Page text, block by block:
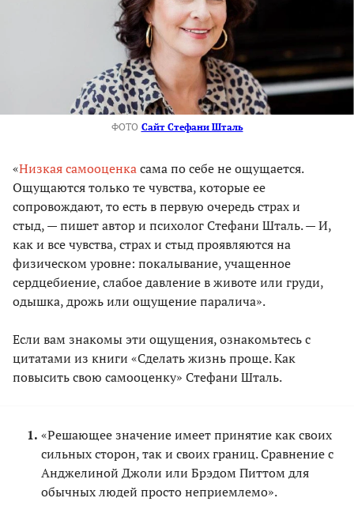
ФОТО Сайт Стефани Шталь
«Низкая самооценкасама по себе не ощущается.
Ощущаются только те чувства, которые ее
сопровождают, то есть в первую очередь страх и
стыд, — пишет автор и психолог Стефани Шталь. — И,
как и все чувства, страх и стыд проявляются на
физическом уровне: покалывание, учащенное
сердцебиение, слабое давление в животе или груди,
одышка, дрожь или ощущение паралича».
Если вам знакомы эти ощущения, ознакомьтесь с
цитатами из книги «Сделать жизнь проще. Как
повысить свою самооценку» Стефани Шталь.
«Решающее значение имеет принятие как своих
сильных сторон, так и своих границ. Сравнение с
Анджелиной Джоли или Брэдом Питтом для
обычных людей просто неприемлемо».